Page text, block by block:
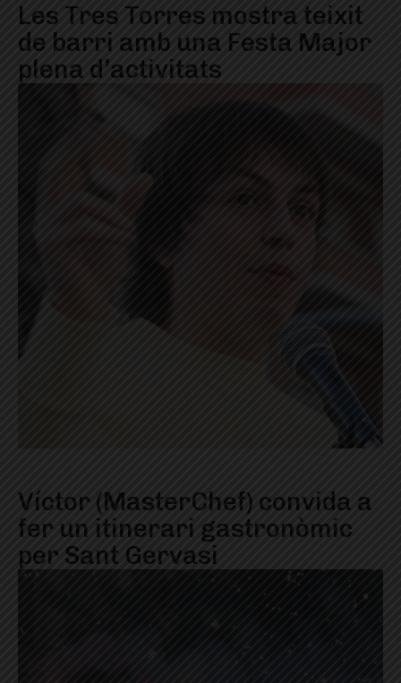
Les Tres Torres mostra teixit
de barri amb una Festa Major
plena d’activitats
Víctor (MasterChef) convida a
fer un itinerari gastronòmic
per Sant Gervasi